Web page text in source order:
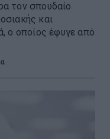
τον σπουδαίο
και
ο οποίος έφυγε από